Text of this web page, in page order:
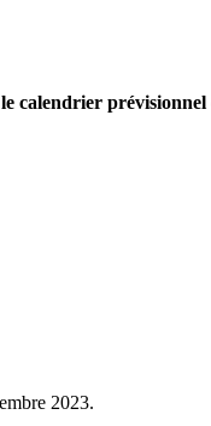
calendrier prévisionnel
2023.